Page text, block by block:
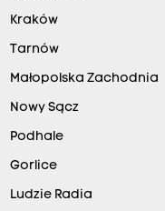
Kraków
Tarnów
Małopolska Zachodnia
Nowy Sącz
Podhale
Gorlice
Ludzie Radia